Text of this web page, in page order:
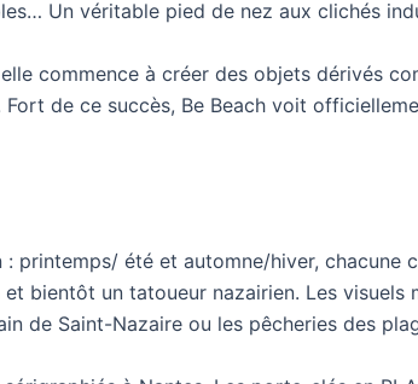
Un véritable pied de nez aux clichés
commence à créer des objets dérivés
Fort de ce succès, Be Beach voit
printemps/ été et automne/hiver,
bientôt un tatoueur nazairien. Les
de Saint-Nazaire ou les pêcheries des